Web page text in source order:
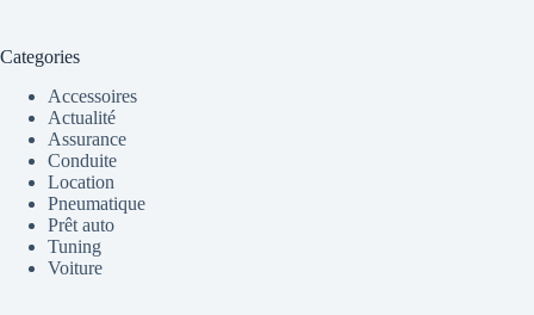
Categories
Accessoires
Actualité
Assurance
Conduite
Location
Pneumatique
Prêt auto
Tuning
Voiture